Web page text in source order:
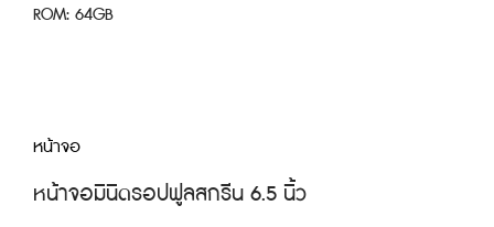
ROM: 64GB
หน้าจอ
หน้าจอมินิดรอปฟูลสกรีน 6.5 นิ้ว